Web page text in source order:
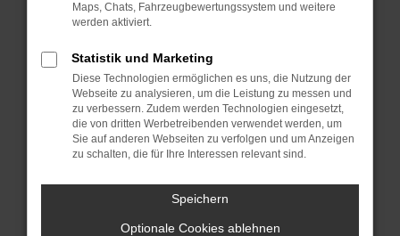
Starte dein Gerät neu.
vorübergehende Probleme zu beheben.
Stelle sicher, dass dein Browser und dein
Betriebssystem auf dem neuesten Stand
sind.
Veraltete Software birgt nicht nur ein
führen, dass bestimmte Funktionen nicht
Maps, Chats, Fahrzeugbewertungssystem und weitere
werden aktiviert.
Statistik und Marketing
Diese Technologien ermöglichen es uns, die Nutzung der
Webseite zu analysieren, um die Leistung zu messen und
zu verbessern. Zudem werden Technologien eingesetzt,
die von dritten Werbetreibenden verwendet werden, um
Sie auf anderen Webseiten zu verfolgen und um Anzeigen
zu schalten, die für Ihre Interessen relevant sind.
Speichern
Optionale Cookies ablehnen